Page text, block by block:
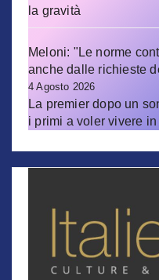
la gravità
Meloni: "Le norme
anche dalle richieste
4 Agosto 2026
La premier dopo un
i primi a voler vivere